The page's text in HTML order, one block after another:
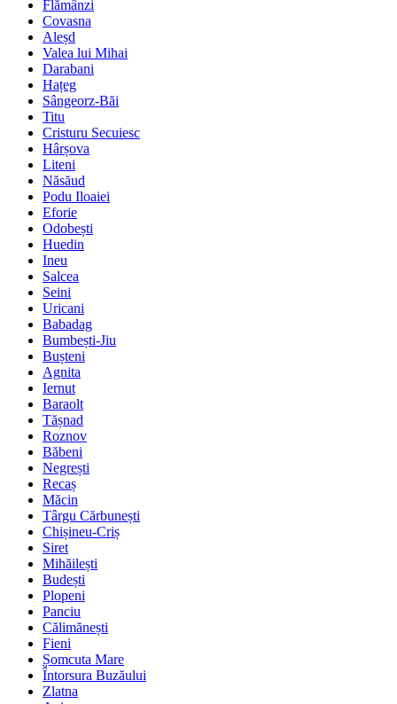
Flămânzi
Covasna
Aleșd
Valea lui Mihai
Darabani
Hațeg
Sângeorz-Băi
Titu
Cristuru Secuiesc
Hârșova
Liteni
Năsăud
Podu Iloaiei
Eforie
Odobești
Huedin
Ineu
Salcea
Seini
Uricani
Babadag
Bumbești-Jiu
Bușteni
Agnita
Iernut
Baraolt
Tășnad
Roznov
Băbeni
Negrești
Recaș
Măcin
Târgu Cărbunești
Chișineu-Criș
Siret
Mihăilești
Budești
Plopeni
Panciu
Călimănești
Fieni
Șomcuta Mare
Întorsura Buzăului
Zlatna